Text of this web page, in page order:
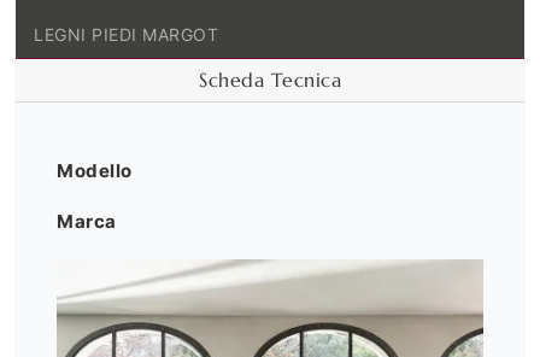
LEGNI PIEDI MARGOT
Scheda Tecnica
Modello
Marca